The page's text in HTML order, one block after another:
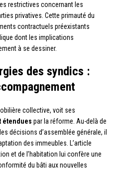
restrictives concernant les
privatives. Cette primauté du
contractuels préexistants
dont les implications
à se dessiner.
des syndics :
collective, voit ses
étendues par la réforme. Au-delà de
décisions d’assemblée générale, il
des immeubles. L’article
et de l’habitation lui confère une
du bâti aux nouvelles